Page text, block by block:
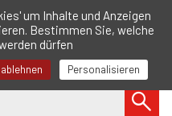
DE
um Inhalte und Anzeigen
Bestimmen Sie, welche
dürfen
Personalisieren